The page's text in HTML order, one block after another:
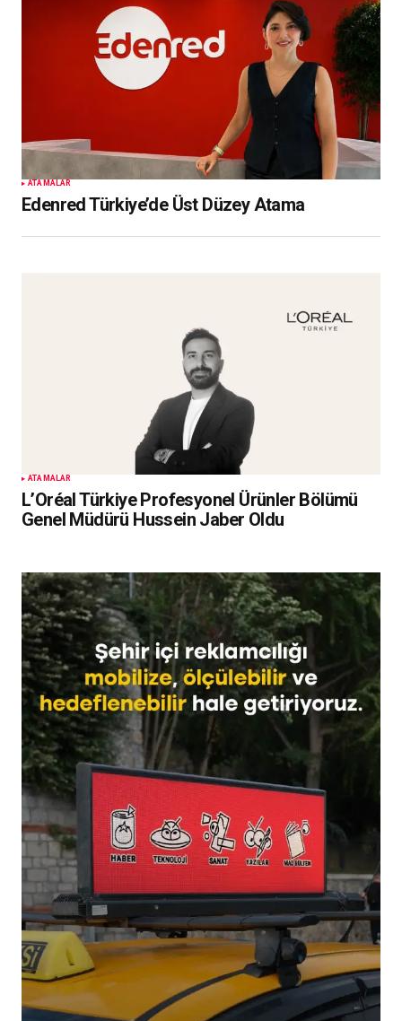
ATAMALAR
Edenred Türkiye’de Üst Düzey Atama
ATAMALAR
L’Oréal Türkiye Profesyonel Ürünler Bölümü
Genel Müdürü Hussein Jaber Oldu